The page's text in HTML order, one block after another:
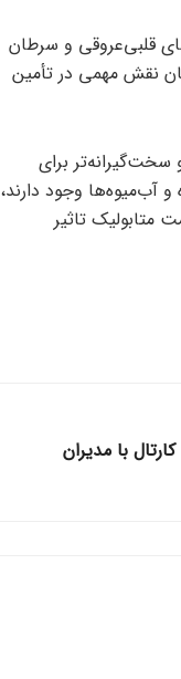
خطر چاقی، دیابت نوع ۲، بیماری‌های قلبی‌عروقی و سرطان
نقش مهمی در تأمین
سخت‌گیرانه‌تر برای
آب‌میوه‌ها وجود دارند،
متابولیک تاثیر
با مدیران